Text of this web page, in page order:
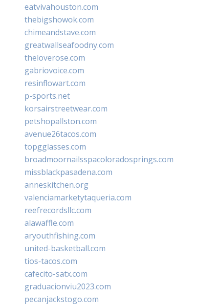
eatvivahouston.com
thebigshowok.com
chimeandstave.com
greatwallseafoodny.com
theloverose.com
gabriovoice.com
resinflowart.com
p-sports.net
korsairstreetwear.com
petshopallston.com
avenue26tacos.com
topgglasses.com
broadmoornailsspacoloradosprings.com
missblackpasadena.com
anneskitchen.org
valenciamarketytaqueria.com
reefrecordsllc.com
alawaffle.com
aryouthfishing.com
united-basketball.com
tios-tacos.com
cafecito-satx.com
graduacionviu2023.com
pecanjackstogo.com